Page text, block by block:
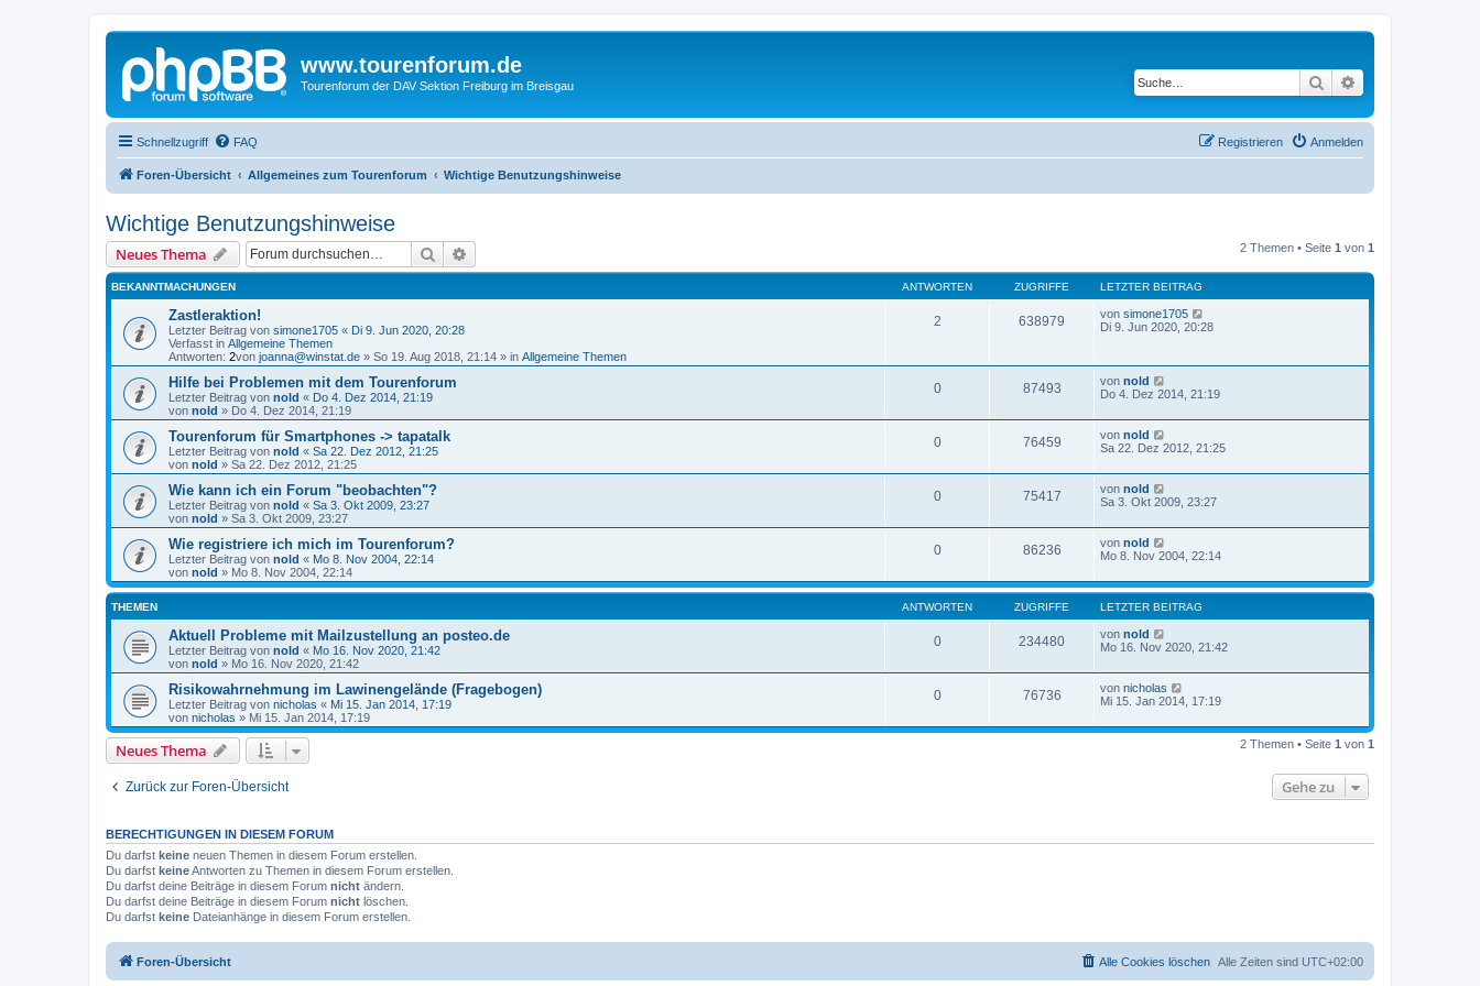
www.tourenforum.de
Tourenforum der DAV Sektion Freiburg im Breisgau Suche
Schnellzugriff FAQ Anmelden
Registrieren
Foren-Übersicht Allgemeines zum Tourenforum Wichtige Benutzungshinweise
Wichtige Benutzungshinweise
Neues Thema Suche 2 Themen • Seite 1 von 1
BEKANNTMACHUNGEN ANTWORTEN ZUGRIFFE LETZTER BEITRAG
Zastleraktion!
Letzter Beitrag von simone1705 « Di 9. Jun 2020, 20:28
Verfasst in Allgemeine Themen
Antworten: 2von joanna@winstat.de » So 19. Aug 2018, 21:14 » in Allgemeine Themen
2 638979 von simone1705
Di 9. Jun 2020, 20:28
Hilfe bei Problemen mit dem Tourenforum
Letzter Beitrag von nold « Do 4. Dez 2014, 21:19
von nold » Do 4. Dez 2014, 21:19
0 87493 von nold
Do 4. Dez 2014, 21:19
Tourenforum für Smartphones -> tapatalk
Letzter Beitrag von nold « Sa 22. Dez 2012, 21:25
von nold » Sa 22. Dez 2012, 21:25
0 76459 von nold
Sa 22. Dez 2012, 21:25
Wie kann ich ein Forum "beobachten"?
Letzter Beitrag von nold « Sa 3. Okt 2009, 23:27
von nold » Sa 3. Okt 2009, 23:27
0 75417 von nold
Sa 3. Okt 2009, 23:27
Wie registriere ich mich im Tourenforum?
Letzter Beitrag von nold « Mo 8. Nov 2004, 22:14
von nold » Mo 8. Nov 2004, 22:14
0 86236 von nold
Mo 8. Nov 2004, 22:14
THEMEN ANTWORTEN ZUGRIFFE LETZTER BEITRAG
Aktuell Probleme mit Mailzustellung an posteo.de
Letzter Beitrag von nold « Mo 16. Nov 2020, 21:42
von nold » Mo 16. Nov 2020, 21:42
0 234480 von nold
Mo 16. Nov 2020, 21:42
Risikowahrnehmung im Lawinengelände (Fragebogen)
Letzter Beitrag von nicholas « Mi 15. Jan 2014, 17:19
von nicholas » Mi 15. Jan 2014, 17:19
0 76736 von nicholas
Mi 15. Jan 2014, 17:19
Neues Thema 2 Themen • Seite 1 von 1
Zurück zur Foren-Übersicht Gehe zu
BERECHTIGUNGEN IN DIESEM FORUM
Du darfst keine neuen Themen in diesem Forum erstellen.
Du darfst keineAntworten zu Themen in diesem Forum erstellen.
Du darfst deine Beiträge in diesem Forum nicht ändern.
Du darfst deine Beiträge in diesem Forum nicht löschen.
Du darfst keine Dateianhänge in diesem Forum erstellen.
Foren-Übersicht Alle Zeiten sind UTC+02:00
Alle Cookies löschen